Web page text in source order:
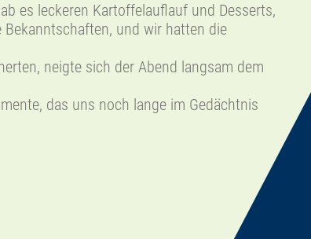
es leckeren Kartoffelauflauf und Desserts,
und wir hatten die
neigte sich der Abend langsam dem
das uns noch lange im Gedächtnis